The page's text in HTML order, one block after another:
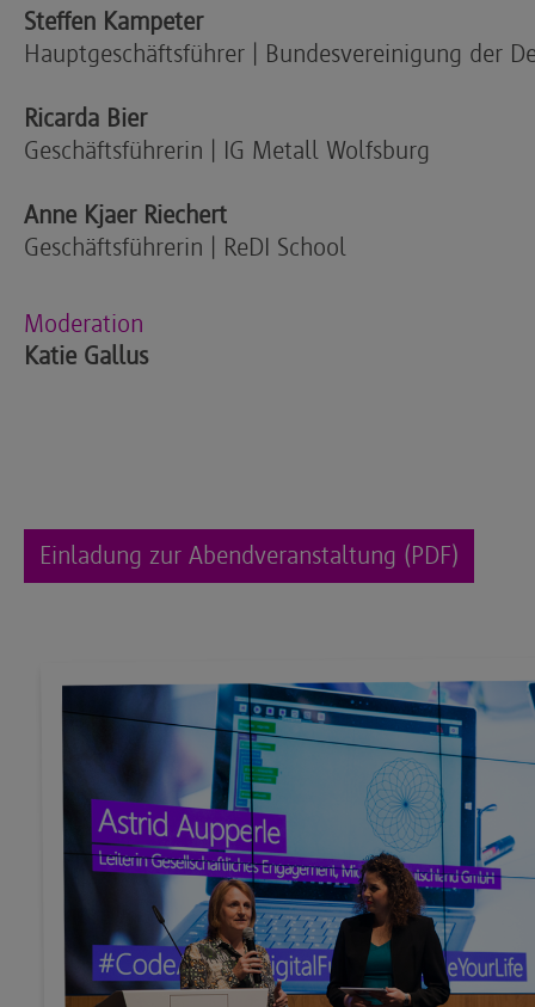
Steffen Kampeter
Hauptgeschäftsführer | Bundesvereinigung der
Ricarda Bier
Geschäftsführerin | IG Metall Wolfsburg
Anne Kjaer Riechert
Geschäftsführerin | ReDI School
Moderation
Katie Gallus
Einladung zur Abendveranstaltung (PDF)